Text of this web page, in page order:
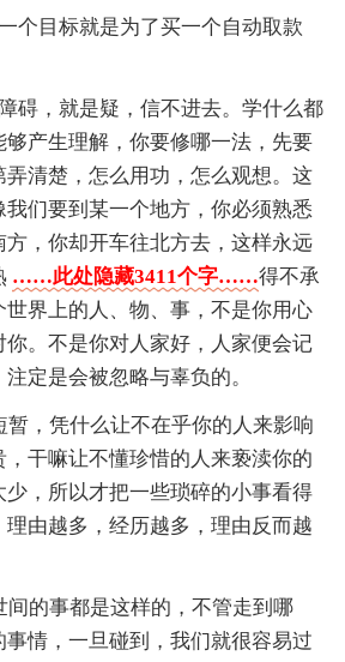
个目标就是为了买一个自动取款
碍，就是疑，信不进去。学什么都
产生理解，你要修哪一法，先要
清楚，怎么用功，怎么观想。这
们要到某一个地方，你必须熟悉
，你却开车往北方去，这样永远
……此处隐藏3411个字……得不承
界上的人、物、事，不是你用心
你。不是你对人家好，人家便会记
定是会被忽略与辜负的。
暂，凭什么让不在乎你的人来影响
干嘛让不懂珍惜的人来亵渎你的
少，所以才把一些琐碎的小事看得
由越多，经历越多，理由反而越
间的事都是这样的，不管走到哪
事情，一旦碰到，我们就很容易过